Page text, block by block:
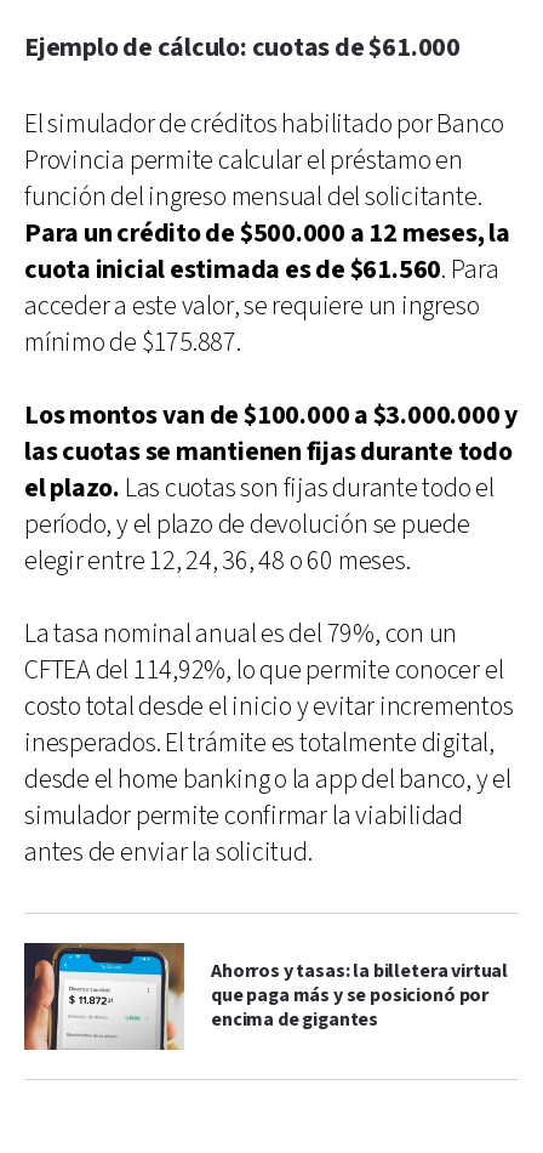
Ejemplo de cálculo: cuotas de $61.000
El simulador de créditos habilitado por Banco
Provincia permite calcular el préstamo en
función del ingreso mensual del solicitante.
Para un crédito de $500.000 a 12 meses, la
cuota inicial estimada es de $61.560. Para
acceder a este valor, se requiere un ingreso
mínimo de $175.887.
Los montos van de $100.000 a $3.000.000 y
las cuotas se mantienen fijas durante todo
el plazo. Las cuotas son fijas durante todo el
período, y el plazo de devolución se puede
elegir entre 12, 24, 36, 48 o 60 meses.
La tasa nominal anual es del 79%, con un
CFTEA del 114,92%, lo que permite conocer el
costo total desde el inicio y evitar incrementos
inesperados. El trámite es totalmente digital,
desde el home banking o la app del banco, y el
simulador permite confirmar la viabilidad
antes de enviar la solicitud.
Ahorros y tasas: la billetera virtual
que paga más y se posicionó por
encima de gigantes